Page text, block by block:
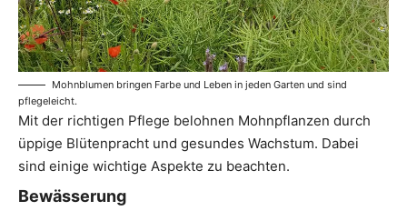
Mohnblumen bringen Farbe und Leben in jeden Garten und sind
pflegeleicht.
Mit der richtigen Pflege belohnen Mohnpflanzen durch
üppige Blütenpracht und gesundes Wachstum. Dabei
sind einige wichtige Aspekte zu beachten.
Bewässerung